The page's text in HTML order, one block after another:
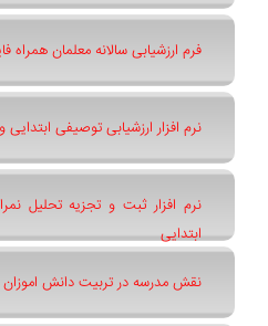
فرم ارزشیابی سالانه معلمان همراه
نرم افزار ارزشیابی توصیفی
نرم افزار ثبت و تجزیه تحلیل
ابتدایی
نقش مدرسه در تربیت دانش اموزان